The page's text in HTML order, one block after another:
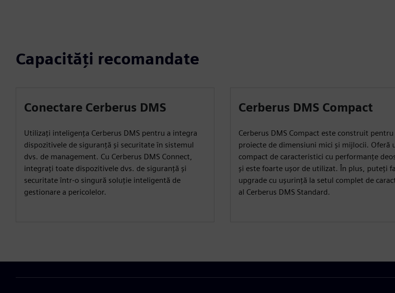
Capacități recomandate
Conectare Cerberus DMS
Utilizați inteligența Cerberus DMS pentru a integra
dispozitivele de siguranță și securitate în sistemul
dvs. de management. Cu Cerberus DMS Connect,
integrați toate dispozitivele dvs. de siguranță și
securitate într-o singură soluție inteligentă de
gestionare a pericolelor.
Cerberus DMS Compact
Cerberus DMS Compact este construit pentru
proiecte de dimensiuni mici și mijlocii. Oferă
compact de caracteristici cu performanțe
și este foarte ușor de utilizat. În plus, puteți
upgrade cu ușurință la setul complet de
al Cerberus DMS Standard.